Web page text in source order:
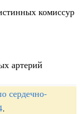
комиссур
артерий
сердечно-
.